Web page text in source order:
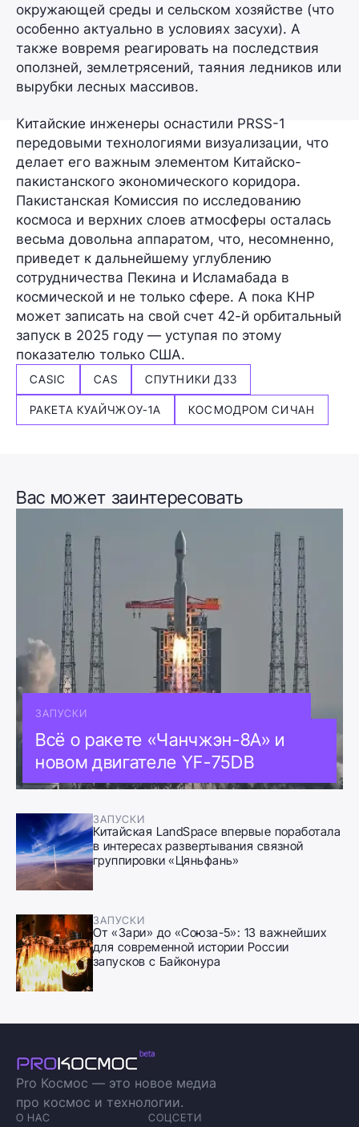
окружающей среды и сельском хозяйстве (что
особенно актуально в условиях засухи). А
также вовремя реагировать на последствия
оползней, землетрясений, таяния ледников или
вырубки лесных массивов.
Китайские инженеры оснастили PRSS-1
передовыми технологиями визуализации, что
делает его важным элементом Китайско-
пакистанского экономического коридора.
Пакистанская Комиссия по исследованию
космоса и верхних слоев атмосферы осталась
весьма довольна аппаратом, что, несомненно,
приведет к дальнейшему углублению
сотрудничества Пекина и Исламабада в
космической и не только сфере. А пока КНР
может записать на свой счет 42-й орбитальный
запуск в 2025 году — уступая по этому
показателю только США.
CASIC CAS СПУТНИКИ ДЗЗ
РАКЕТА КУАЙЧЖОУ-1А КОСМОДРОМ СИЧАН
Вас может заинтересовать
ЗАПУСКИ
Всё о ракете «Чанчжэн-8А» и
новом двигателе YF-75DB
ЗАПУСКИ
Китайская LandSpace впервые поработала
в интересах развертывания связной
группировки «Цяньфань»
ЗАПУСКИ
От «Зари» до «Союза-5»: 13 важнейших
для современной истории России
запусков с Байконура
Pro Космос — это новое медиа
про космос и технологии.
О НАС СОЦСЕТИ